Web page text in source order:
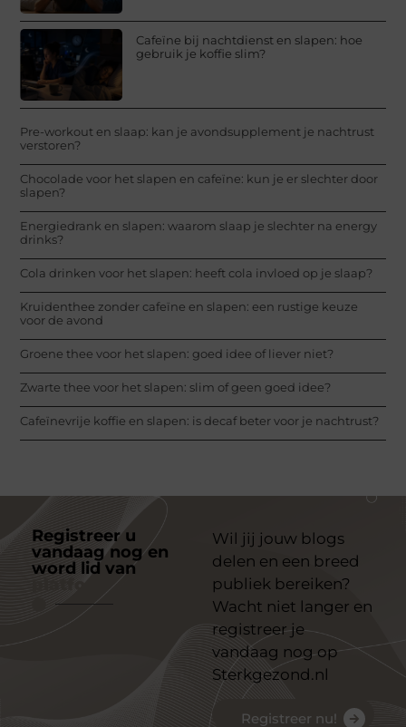
Cafeïne bij nachtdienst en slapen: hoe
gebruik je koffie slim?
Pre-workout en slaap: kan je avondsupplement je nachtrust
verstoren?
Chocolade voor het slapen en cafeïne: kun je er slechter door
slapen?
Energiedrank en slapen: waarom slaap je slechter na energy
drinks?
Cola drinken voor het slapen: heeft cola invloed op je slaap?
Kruidenthee zonder cafeïne en slapen: een rustige keuze
voor de avond
Groene thee voor het slapen: goed idee of liever niet?
Zwarte thee voor het slapen: slim of geen goed idee?
Cafeïnevrije koffie en slapen: is decaf beter voor je nachtrust?
Registreer u
vandaag nog en
word lid van
Wil jij jouw blogs
delen en een breed
publiek bereiken?
Wacht niet langer en
registreer je
vandaag nog op
Sterkgezond.nl
Registreer nu!